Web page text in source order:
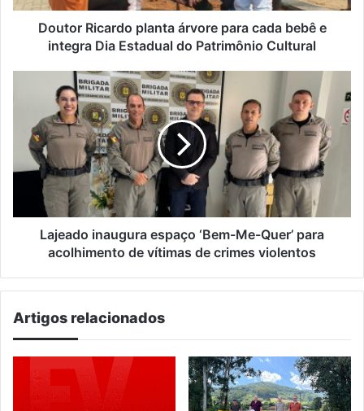
integra
Estadual
Doutor Ricardo planta árvore para cada bebê e
integra Dia Estadual do Patrimônio Cultural
inaugura
‘Bem-
Me-
Quer’
acolhimento
de
vítimasLajeado inaugura espaço ‘Bem-Me-Quer’ para
acolhimento de vítimas de crimes violentos
Artigos relacionados